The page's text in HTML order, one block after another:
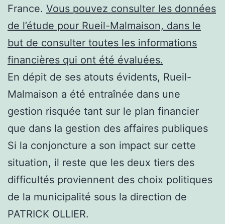
France. Vous pouvez consulter les données
de l’étude pour Rueil-Malmaison, dans le
but de consulter toutes les informations
financières qui ont été évaluées.
En dépit de ses atouts évidents, Rueil-
Malmaison a été entraînée dans une
gestion risquée tant sur le plan financier
que dans la gestion des affaires publiques
Si la conjoncture a son impact sur cette
situation, il reste que les deux tiers des
difficultés proviennent des choix politiques
de la municipalité sous la direction de
PATRICK OLLIER.